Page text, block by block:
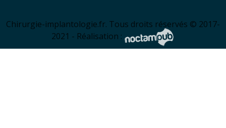
Chirurgie-implantologie.fr. Tous droits réservés © 2017-
2021 - Réalisation :